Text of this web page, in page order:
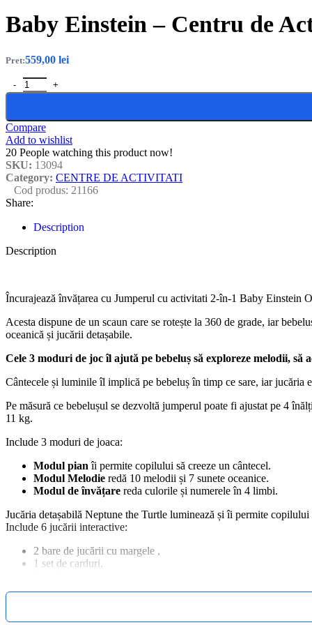
Baby Einstein – Centru de
Pret:559,00 lei
Baby Einstein - Centru de Activitati cu Jucarie Electronica Curiosity
Compare
Add to wishlist
20 People watching this product now!
SKU: 13094
Category: CENTRE DE ACTIVITATI
Cod produs: 21166
Share:
Description
Description
Încurajează învățarea cu Jumperul cu activitati 2-în-1 Baby Einstein
Acesta dispune de un scaun care se rotește la 360 de grade, iar
oceanică și jucării detașabile.
Cele 3 moduri de joc îl ajută pe bebeluș să exploreze melodii,
Cântecele și luminile îl implică pe bebeluș în timp ce sare, iar
Pe măsură ce bebelușul se dezvoltă jumperul poate fi ajustat pe 4
11 kg.
Include 3 moduri de joaca:
Modul pianîi permite copilului să creeze un cântecel.
Modul Melodie redă 10 melodii și 7 sunete oceanice.
Modul de învățare reda culorile și numerele în 4 limbi.
Jucăria detașabilă Neptune the Turtle luminează și îi permite
Include 6 jucării interactive:
2 bare de jucării cu margele ,
1 set de carduri,
1 bilă cu crab și o jucărie electronică Neptune the Turtle.